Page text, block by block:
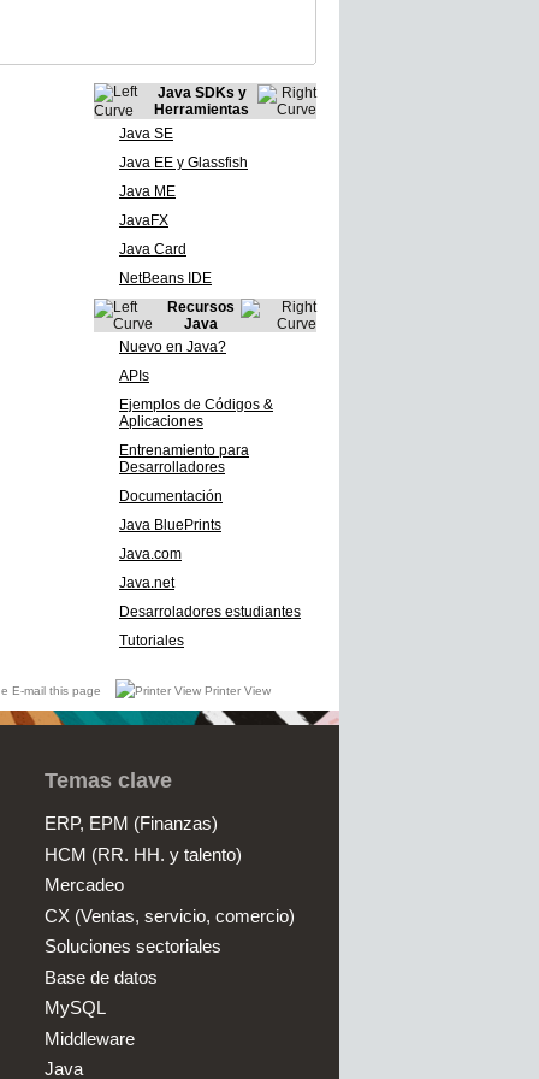
Java SDKs y
Herramientas
Java SE
Java EE y Glassfish
Java ME
JavaFX
Java Card
NetBeans IDE
Recursos
Java
Nuevo en Java?
APIs
Ejemplos de Códigos &
Aplicaciones
Entrenamiento para
Desarrolladores
Documentación
Java BluePrints
Java.com
Java.net
Desarroladores estudiantes
Tutoriales
E-mail this page Printer View
Temas clave
ERP, EPM (Finanzas)
HCM (RR. HH. y talento)
Mercadeo
CX (Ventas, servicio, comercio)
Soluciones sectoriales
Base de datos
MySQL
Middleware
Java